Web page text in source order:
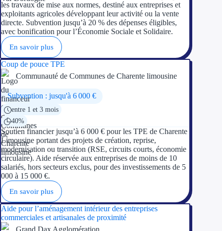
Accompagnement
Ressources
Blog
Contactez-nous
les travaux de mise aux normes, destiné aux entreprises et
exploitants agricoles développant leur activité ou la vente
directe. Subvention jusqu’à 20 % des dépenses éligibles,
avec bonification pour l’Économie Sociale et Solidaire.
En savoir plus
Coup de pouce TPE
Communauté de Communes de Charente limousine
Subvention : jusqu'à 6 000 €
entre 1 et 3 mois
40%
Soutien financier jusqu’à 6 000 € pour les TPE de Charente
Limousine portant des projets de création, reprise,
modernisation ou transition (RSE, circuits courts, économie
circulaire). Aide réservée aux entreprises de moins de 10
salariés, hors secteurs exclus, pour des investissements de 5
000 à 15 000 €.
En savoir plus
Aide pour l’aménagement intérieur des entreprises
commerciales et artisanales de proximité
Grand Dax Agglomération